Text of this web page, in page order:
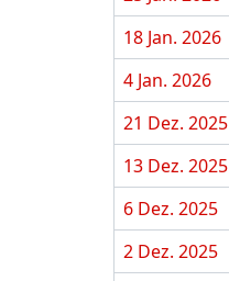
18 Jan. 2026
4 Jan. 2026
21 Dez. 2025
13 Dez. 2025
6 Dez. 2025
2 Dez. 2025